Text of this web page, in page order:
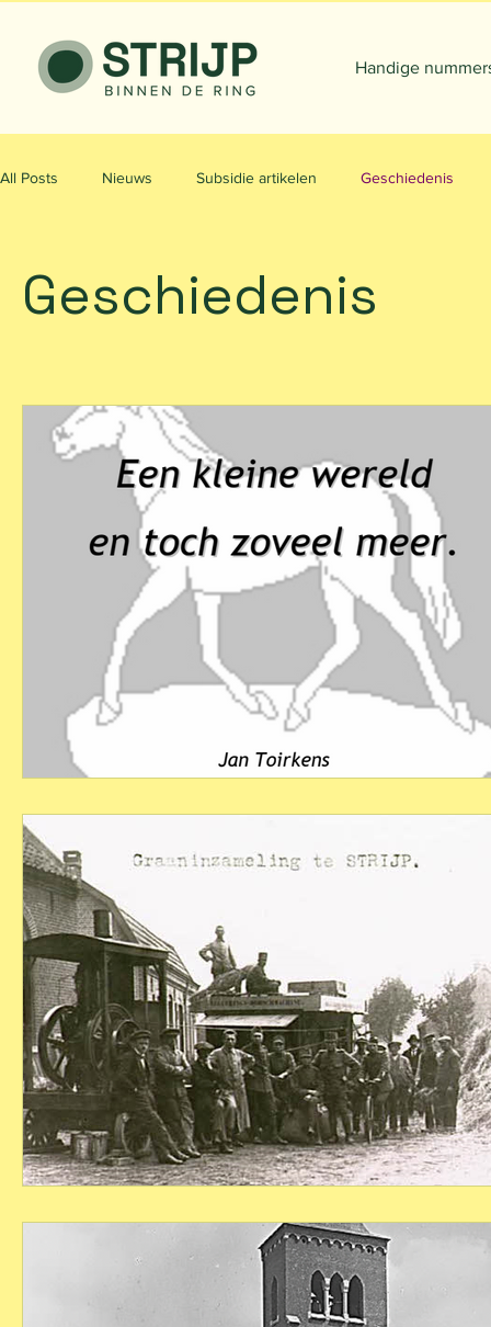
Handige
All Posts Nieuws Subsidie artikelen Geschiedenis
Geschiedenis